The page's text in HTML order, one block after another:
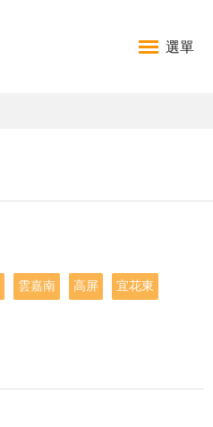
選單
雲嘉南 高屏 宜花東